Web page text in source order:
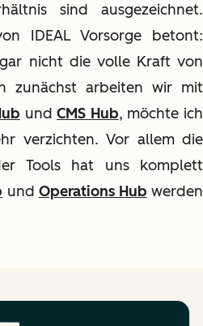
sind ausgezeichnet.
IDEAL Vorsorge betont:
nicht die volle Kraft von
zunächst arbeiten wir mit
undCMS Hub, möchte ich
verzichten. Vor allem die
Tools hat uns komplett
und Operations Hub werden